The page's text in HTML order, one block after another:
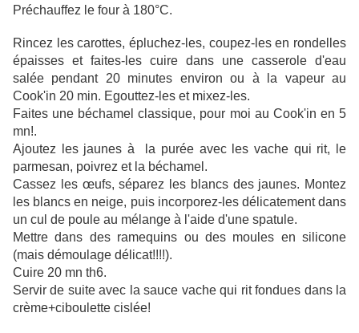
Préchauffez le four à 180°C.
Rincez les carottes, épluchez-les, coupez-les en rondelles
épaisses et faites-les cuire dans une casserole d'eau
salée pendant 20 minutes environ ou à la vapeur au
Cook'in 20 min. Egouttez-les et mixez-les.
Faites une béchamel classique, pour moi au Cook'in en 5
mn!.
Ajoutez les jaunes à la purée avec les vache qui rit, le
parmesan, poivrez et la béchamel.
Cassez les œufs, séparez les blancs des jaunes. Montez
les blancs en neige, puis incorporez-les délicatement dans
un cul de poule au mélange à l'aide d'une spatule.
Mettre dans des ramequins ou des moules en silicone
(mais démoulage délicat!!!!).
Cuire 20 mn th6.
Servir de suite avec la sauce vache qui rit fondues dans la
crème+ciboulette cislée!